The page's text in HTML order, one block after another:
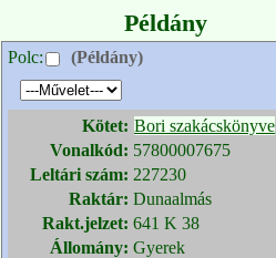
Példány
Polc: (Példány)
Kötet: Bori szakácskönyve
Vonalkód: 57800007675
Leltári szám: 227230
Raktár: Dunaalmás
Rakt.jelzet: 641 K 38
Állomány: Gyerek